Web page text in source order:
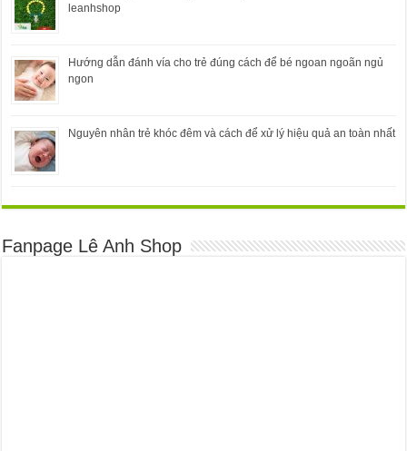
leanhshop
Hướng dẫn đánh vía cho trẻ đúng cách để bé ngoan ngoãn ngủ
ngon
Nguyên nhân trẻ khóc đêm và cách để xử lý hiệu quả an toàn nhất
Fanpage Lê Anh Shop